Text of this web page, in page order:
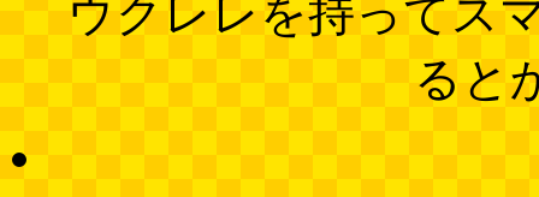
ウクレレを持ってス
ると